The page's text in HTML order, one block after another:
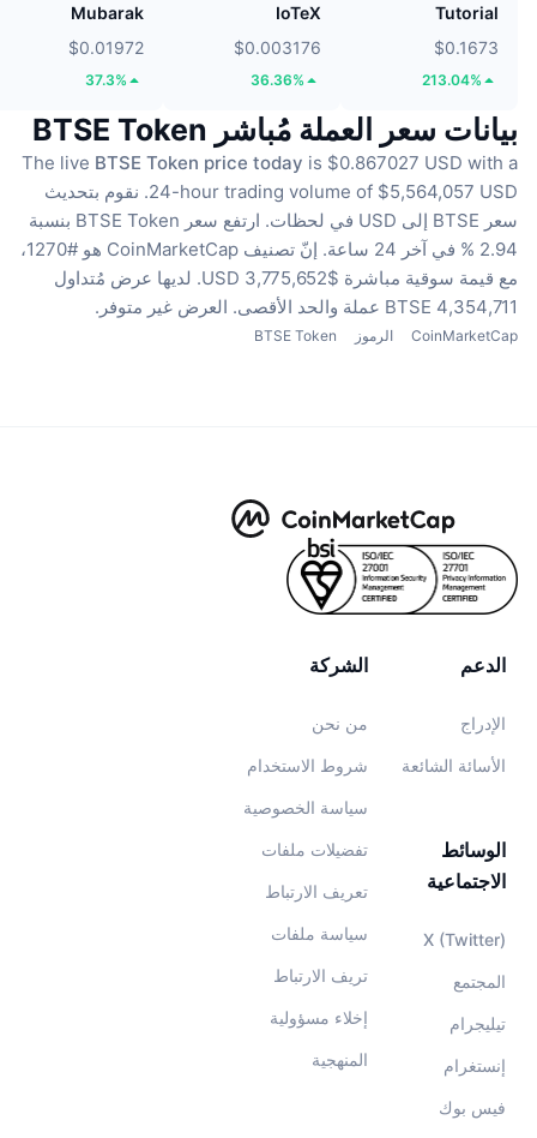
Tutorial
$0.1673
213.04%
IoTeX
$0.003176
36.36%
Mubarak
$0.01972
37.3%
بيانات سعر العملة مُباشر BTSE Token
The live BTSE Token price today is $0.867027 USD with a
24-hour trading volume of $5,564,057 USD. نقوم بتحديث
سعر BTSE إلى USD في لحظات.
ارتفع سعر BTSE Token بنسبة
2.94 % في آخر 24 ساعة.
إنّ تصنيف CoinMarketCap هو #1270،
مع قيمة سوقية مباشرة $3,775,652 USD.
لديها عرض مُتداول
4,354,711 BTSE عملة
والحد الأقصى. العرض غير متوفر.
CoinMarketCap الرموز BTSE Token
الشركة
من نحن
شروط الاستخدام
سياسة الخصوصية
تفضيلات ملفات
تعريف الارتباط
سياسة ملفات
تريف الارتباط
إخلاء مسؤولية
المنهجية
الدعم
الإدراج
الأسائة الشائعة
الوسائط
الاجتماعية
X (Twitter)
المجتمع
تيليجرام
إنستغرام
فيس بوك